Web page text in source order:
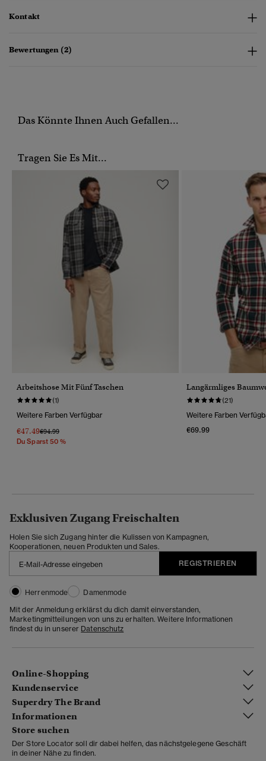
Kontakt
Bewertungen (2)
Das Könnte Ihnen Auch Gefallen...
Tragen Sie Es Mit...
Arbeitshose Mit Fünf Taschen
(1)
Weitere Farben Verfügbar
€47.49Preis Wurde Reduziert Von
€94.99Bis
Du Sparst 50 %
Langärmliges
(21)
Weitere Farben
€69.99
Exklusiven Zugang Freischalten
Holen Sie sich Zugang hinter die Kulissen von Kampagnen,
Kooperationen, neuen Produkten und Sales.
REGISTRIEREN
Herrenmode
Damenmode
Mit der Anmeldung erklärst du dich damit einverstanden,
Marketingmitteilungen von uns zu erhalten. Weitere Informationen
findest du in unserer Datenschutz
Online-Shopping
Kundenservice
Superdry The Brand
Informationen
Store suchen
Der Store Locator soll dir dabei helfen, das nächstgelegene Geschäft
in deiner Nähe zu finden.